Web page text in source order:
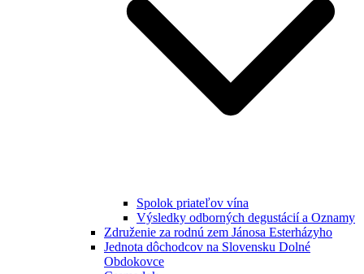
Spolok priateľov vína
Výsledky odborných degustácií a Oznamy
Združenie za rodnú zem Jánosa Esterházyho
Jednota dôchodcov na Slovensku Dolné
Obdokovce